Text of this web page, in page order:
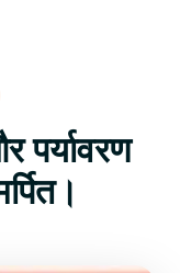
पर्यावरण